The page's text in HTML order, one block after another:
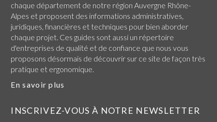
chaque département de notre région Auvergne Rhône-
Alpes et proposent des informations administratives,
juridiques, financières et techniques pour bien aborder
chaque projet. Ces guides sont aussi un répertoire
d'entreprises de qualité et de confiance que nous vous
proposons désormais de découvrir sur ce site de façon très
pratique et ergonomique.
En savoir plus
INSCRIVEZ-VOUS À NOTRE NEWSLETTER